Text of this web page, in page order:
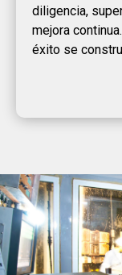
diligencia,
mejora
éxito se